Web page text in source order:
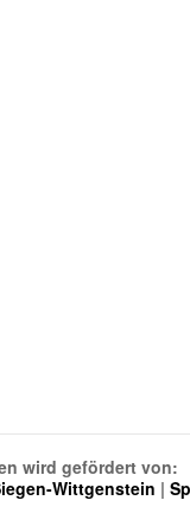
wird gefördert von:
Wittgenstein |